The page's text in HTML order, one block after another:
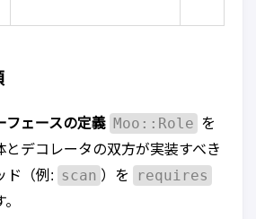
フェースの定義 Moo::Role を
とデコレータの双方が実装すべき
ド（例: scan ）を requires